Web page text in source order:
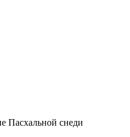
Пасхальной снеди